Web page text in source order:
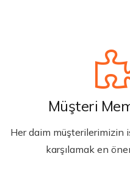
Müşteri
Her daim
karşılamak en